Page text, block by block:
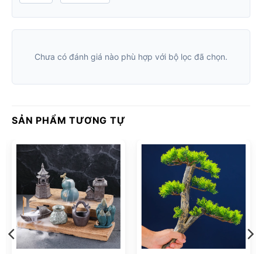
Chưa có đánh giá nào phù hợp với bộ lọc đã chọn.
SẢN PHẨM TƯƠNG TỰ